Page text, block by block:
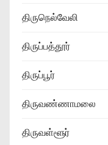
திருநெல்வேலி
திருப்பத்தூர்
திருப்பூர்
திருவண்ணாமலை
திருவள்ளூர்